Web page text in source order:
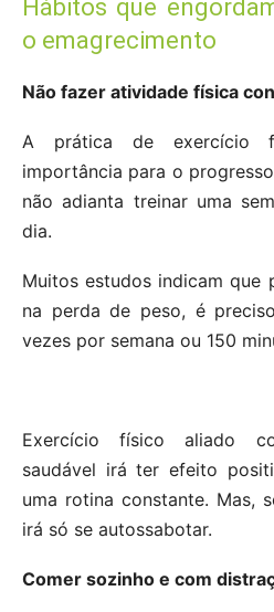
Hábitos que
o emagrecimento
Não fazer atividade física
A prática de exercício
importância para o
não adianta treinar uma
dia.
Muitos estudos indicam que
na perda de peso, é
vezes por semana ou 150
Exercício físico aliado
saudável irá ter efeito
uma rotina constante. Mas,
irá só se autossabotar.
Comer sozinho e com